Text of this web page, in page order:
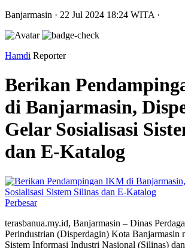
Banjarmasin · 22 Jul 2024 18:24 WITA ·
Hamdi Reporter
Berikan
di Banjarmasin,
Gelar Sosialisasi
dan E-Katalog
Perbesar
terasbanua.my.id, Banjarmasin – Dinas
Perindustrian (Disperdagin) Kota Banjarmasin
Sistem Informasi Industri Nasional (Silinas)